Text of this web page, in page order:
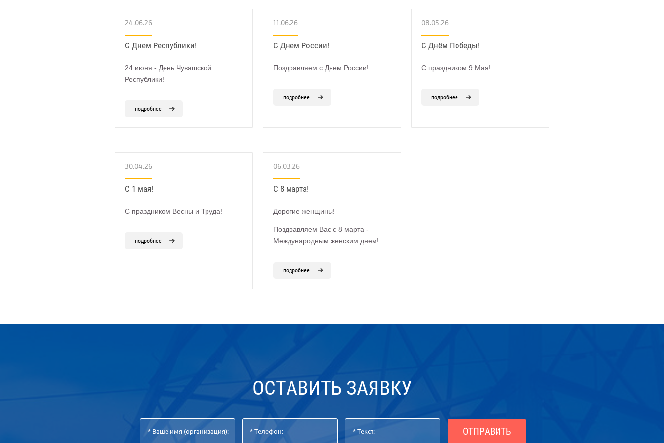
24.06.26
С Днем Республики!
24 июня - День Чувашской
Республики!
подробнее
11.06.26
С Днем России!
Поздравляем с Днем России!
подробнее
08.05.26
С Днём Победы!
С праздником 9 Мая!
подробнее
30.04.26
С 1 мая!
С праздником Весны и Труда!
подробнее
06.03.26
С 8 марта!
Дорогие женщины!
Поздравляем Вас с 8 марта -
Международным женским днем!
подробнее
ОСТАВИТЬ ЗАЯВКУ
ОТПРАВИТЬ